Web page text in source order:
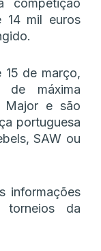
competição
mil euros
15 de março,
máxima
Major e são
portuguesa
SAW ou
informações
torneios da